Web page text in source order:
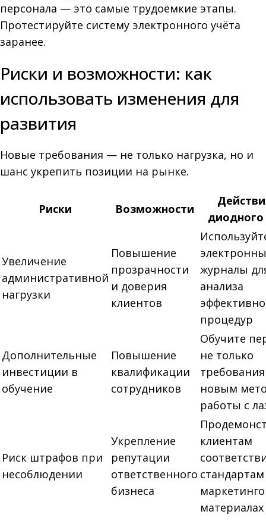
персонала — это самые трудоёмкие этапы.
Протестируйте систему электронного учёта
заранее.
Риски и возможности: как
использовать изменения для
развития
Новые требования — не только нагрузка, но и
шанс укрепить позиции на рынке.
Риски Возможности
диодного
Увеличение
административной
нагрузки
Повышение
прозрачности
и доверия
клиентов
журналы
анализа
процедур
Дополнительные
инвестиции в
обучение
Повышение
квалификации
сотрудников
Обучите
не только
новым
работы с
Риск штрафов при
несоблюдении
Укрепление
репутации
ответственного
бизнеса
клиентам
материалах